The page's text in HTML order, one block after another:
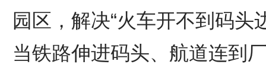
园区，解决“火车开不到码头
当铁路伸进码头、航道连到